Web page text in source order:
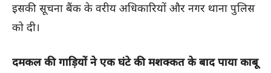
इसकी सूचना बैंक के वरीय अधिकारियों और नगर थाना पुलिस
को दी।
दमकल की गाड़ियों ने एक घंटे की मशक्कत के बाद पाया काबू